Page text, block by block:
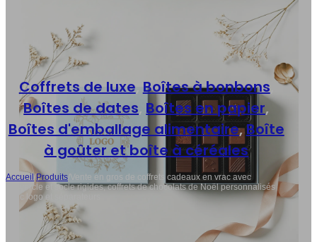
Coffrets de luxe Boîtes à bonbons
Boîtes de dates, Boîtes en papier,
Boîtes d'emballage alimentaire,Boîte
à goûter et boîte à céréales
Accueil /Produits
Vente en gros de coffrets cadeaux en vrac avec
couvercle et socle rigides, coffrets de chocolats de Noël personnalisés
avec logo et séparateurs